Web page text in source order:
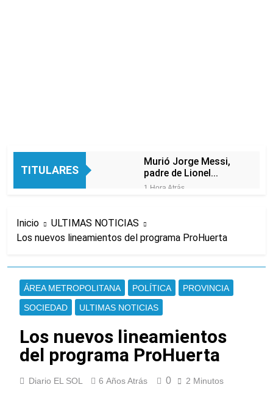
TITULARES
Murió Jorge Messi,
padre de Lionel
Messi, a los 68 años
1 Hora Atrás
formalmente por
abuso sexual
3 Horas Atrás
La CGT y las dos
plan de lucha con
nuevas marchas
contra el Gobierno
3 Horas Atrás
La noche del Afro
Quilmeño: boxeo de
primer nivel en la sede
de Quilmes
19 Horas Atrás
Quilmes celebró la
visita del Papa León
XIV a la Argentina
21 Horas Atrás
Figuras de la cultura
se sumaron a la
marcha frente al
Inicio
ULTIMAS NOTICIAS
Los nuevos lineamientos del programa ProHuerta
ÁREA METROPOLITANA POLÍTICA
PROVINCIA
SOCIEDAD
ULTIMAS NOTICIAS
Los nuevos lineamientos
del programa ProHuerta
Diario EL SOL 6 Años Atrás 0 2 Minutos